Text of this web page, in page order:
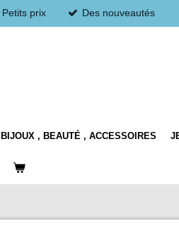
Petits prix Des nouveautés
BIJOUX , BEAUTÉ , ACCESSOIRES